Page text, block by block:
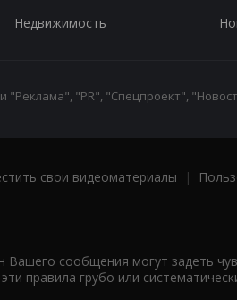
Недвижимость
"PR", "Спецпроект",
свои видеоматериалы |
сообщения могут задеть
правила грубо или